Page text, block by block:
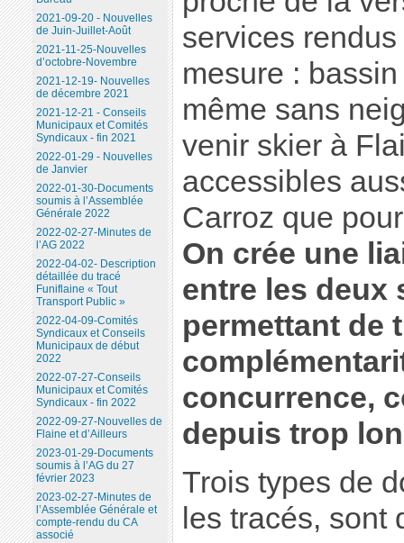
services
mesure :
même sans
venir skier à
accessibles
Carroz que
On crée une
entre les deux
permettant de
concurrence,
depuis trop
Trois types de
les tracés, sont
2021-09-20 - Nouvelles
de Juin-Juillet-Août
2021-11-25-Nouvelles
d’octobre-Novembre
2021-12-19- Nouvelles
de décembre 2021
2021-12-21 - Conseils
Municipaux et Comités
Syndicaux - fin 2021
2022-01-29 - Nouvelles
de Janvier
2022-01-30-Documents
soumis à l’Assemblée
Générale 2022
2022-02-27-Minutes de
l’AG 2022
2022-04-02- Description
détaillée du tracé
Funiflaine « Tout
Transport Public »
2022-04-09-Comités
Syndicaux et Conseils
Municipaux de début
2022
2022-07-27-Conseils
Municipaux et Comités
Syndicaux - fin 2022
2022-09-27-Nouvelles de
Flaine et d’Ailleurs
2023-01-29-Documents
soumis à l’AG du 27
février 2023
2023-02-27-Minutes de
l’Assemblée Générale et
compte-rendu du CA
associé